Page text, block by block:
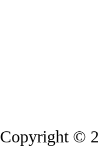
Copyright ©